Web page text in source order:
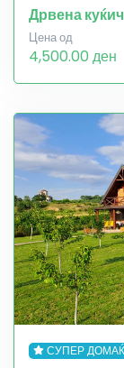
Дрвена
Цена од
4,500.00 ден
СУПЕР